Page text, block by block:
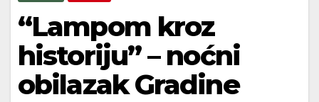
“Lampom kroz
historiju” – noćni
obilazak Gradine